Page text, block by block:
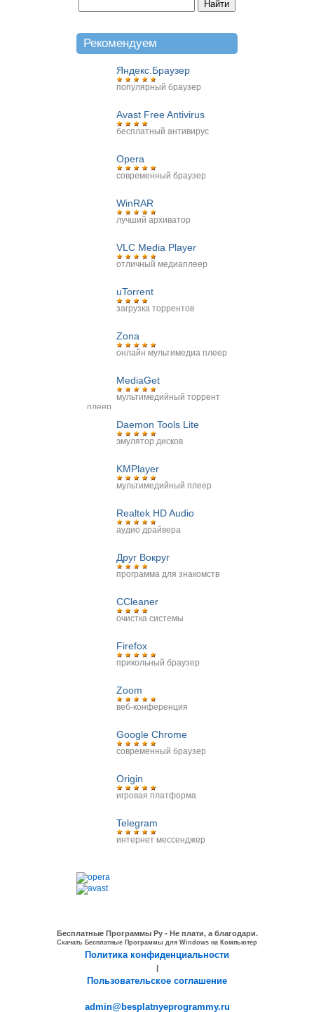
Рекомендуем
Яндекс.Браузер
популярный браузер
Avast Free Antivirus
бесплатный антивирус
Opera
современный браузер
WinRAR
лучший архиватор
VLC Media Player
отличный медиаплеер
uTorrent
загрузка торрентов
Zona
онлайн мультимедиа плеер
MediaGet
мультимедийный торрент
плеер
Daemon Tools Lite
эмулятор дисков
KMPlayer
мультимедийный плеер
Realtek HD Audio
аудио драйвера
Друг Вокруг
программа для знакомств
CCleaner
очистка системы
Firefox
прикольный браузер
Zoom
веб-конференция
Google Chrome
современный браузер
Origin
игровая платформа
Telegram
интернет мессенджер
Бесплатные Программы Ру - Не плати, а благодари.
Скачать Бесплатные Программы для Windows на Компьютер
Политика конфиденциальности
Пользовательское соглашение
admin@besplatnyeprogrammy.ru